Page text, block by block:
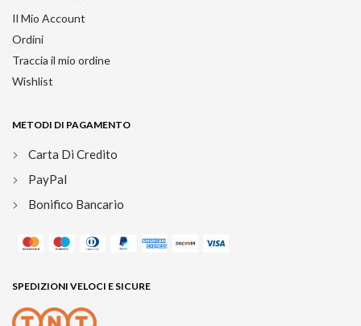
Il Mio Account
Ordini
Traccia il mio ordine
Wishlist
METODI DI PAGAMENTO
Carta Di Credito
PayPal
Bonifico Bancario
SPEDIZIONI VELOCI E SICURE